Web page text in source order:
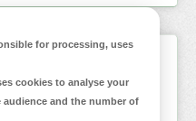
for processing, uses
cookies to analyse your
and the number of